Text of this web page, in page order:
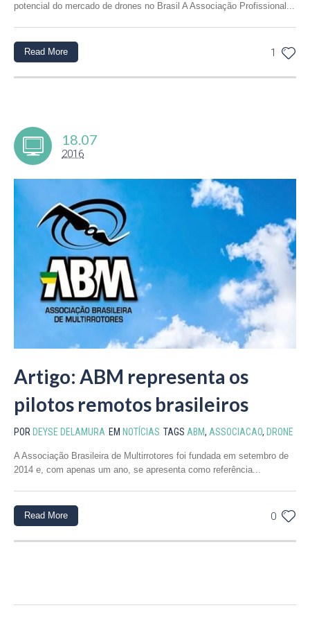
potencial do mercado de drones no Brasil A Associação Profissional...
1
Read More
18.07
2016
Artigo: ABM representa os
pilotos remotos brasileiros
POR DEYSE DELAMURA EM NOTÍCIAS TAGS ABM, ASSOCIACAO, DRONE
A Associação Brasileira de Multirrotores foi fundada em setembro de
2014 e, com apenas um ano, se apresenta como referência...
0
Read More